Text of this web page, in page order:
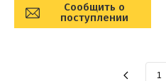
Сообщить о
поступлении
1